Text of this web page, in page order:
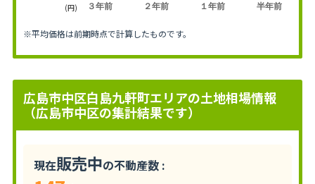
３年前 ２年前 １年前 半年前
(円)
※平均価格は前期時点で計算したものです。
広島市中区白島九軒町エリアの土地相場情報
（広島市中区の集計結果です）
現在販売中の不動産数 :